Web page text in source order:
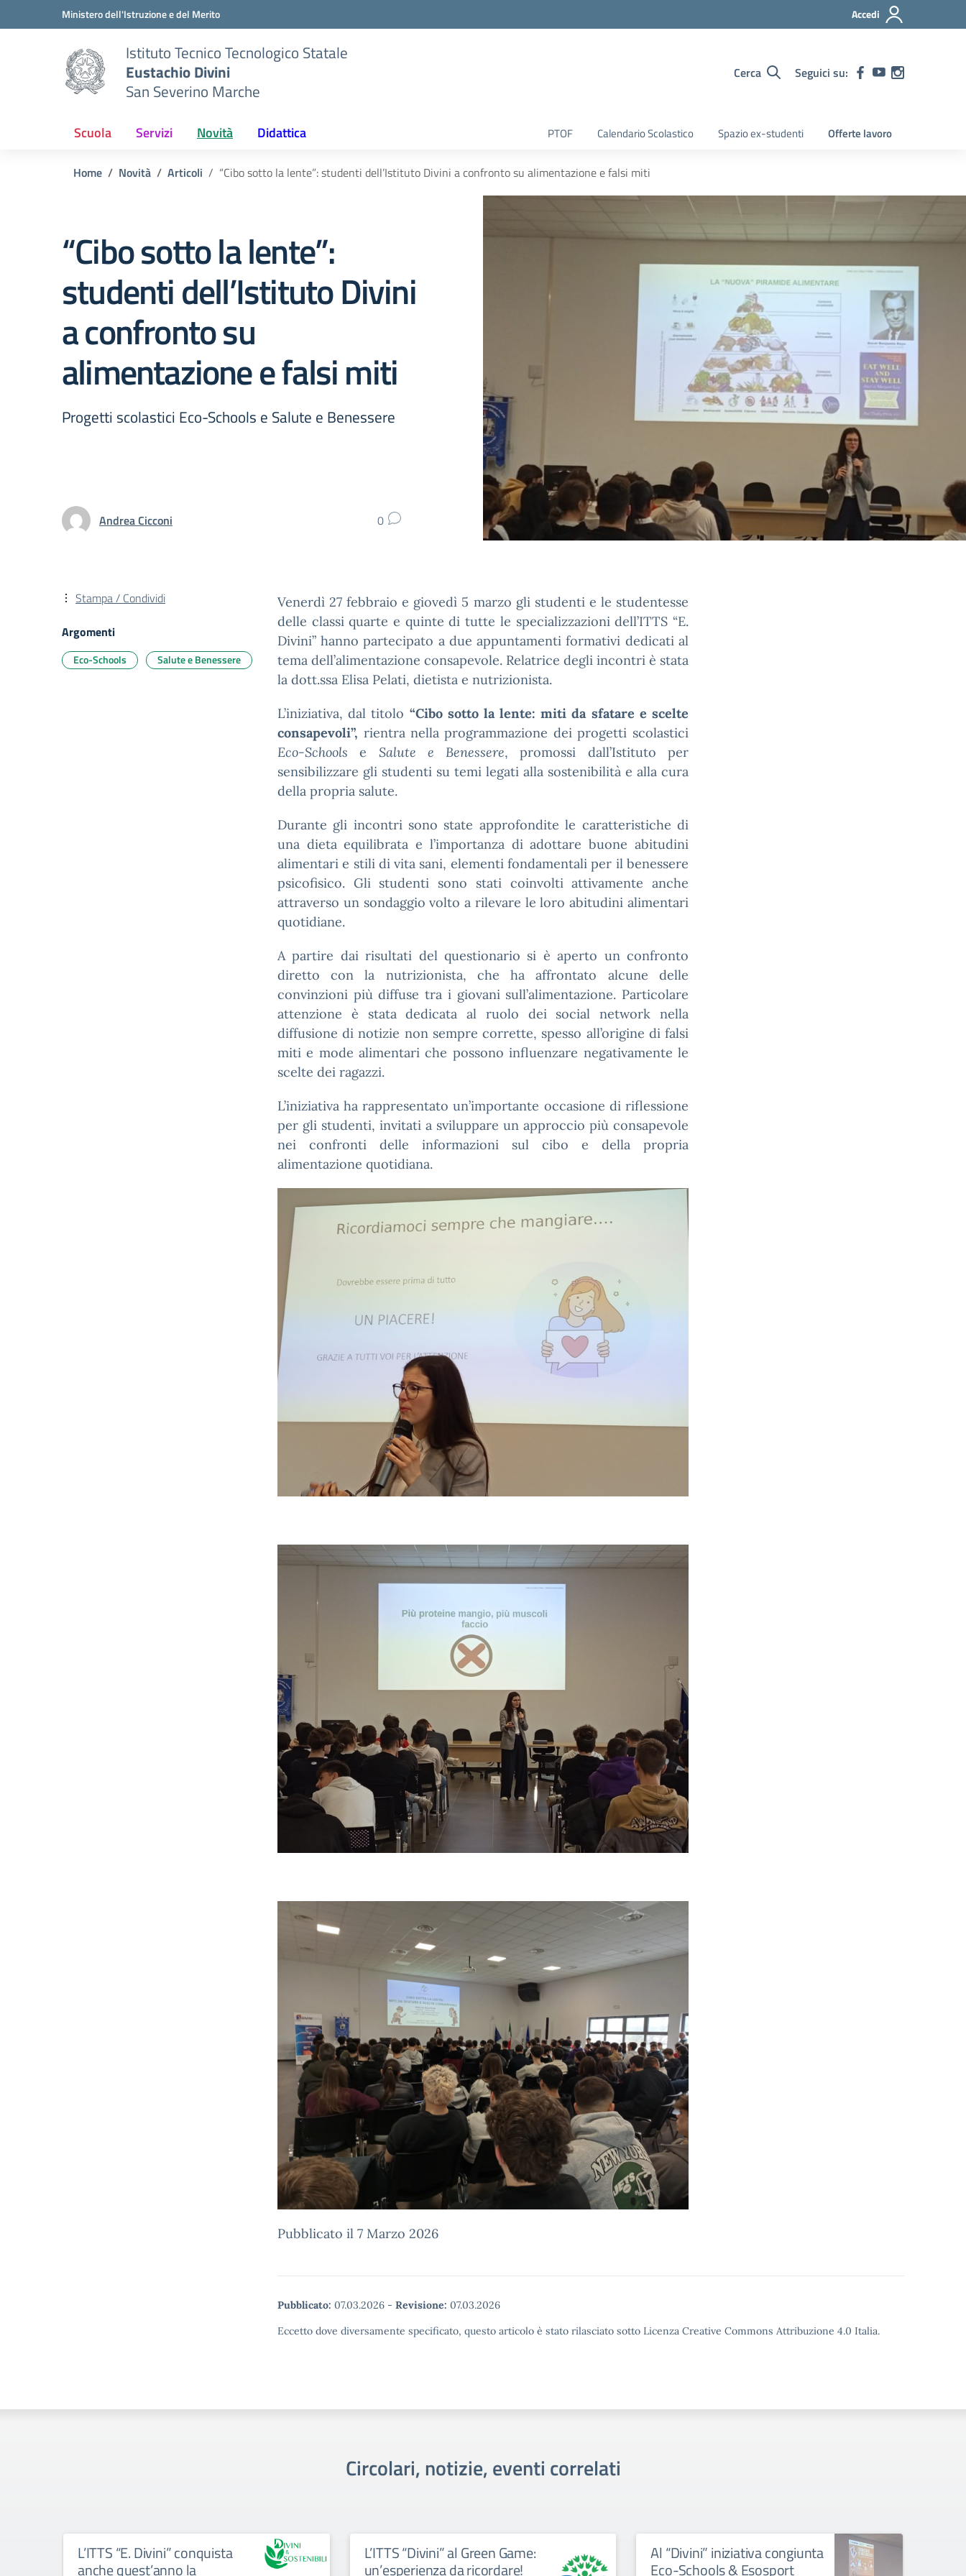
Vai ai contenuti
Vai al menu di navigazioneMinistero dell'Istruzione e del Merito Accedi
Istituto Tecnico Tecnologico Statale
Eustachio Divini
San Severino Marche
Cerca Seguici su:
Scuola Servizi Novità Didattica PTOF Calendario Scolastico Spazio ex-studenti Offerte lavoro
Home Novità Articoli “Cibo sotto la lente”: studenti dell’Istituto Divini a confronto su alimentazione e falsi miti
“Cibo sotto la lente”:
studenti dell’Istituto Divini
a confronto su
alimentazione e falsi miti
Progetti scolastici Eco-Schools e Salute e Benessere
Andrea Cicconi 0
Venerdì 27 febbraio e giovedì 5 marzo gli studenti e le studentesse
delle classi quarte e quinte di tutte le specializzazioni dell’ITTS “E.
Divini” hanno partecipato a due appuntamenti formativi dedicati al
tema dell’alimentazione consapevole. Relatrice degli incontri è stata
la dott.ssa Elisa Pelati, dietista e nutrizionista.
L’iniziativa, dal titolo “Cibo sotto la lente: miti da sfatare e scelte
consapevoli”, rientra nella programmazione dei progetti scolastici
Eco-Schools e Salute e Benessere, promossi dall’Istituto per
sensibilizzare gli studenti su temi legati alla sostenibilità e alla cura
della propria salute.
Durante gli incontri sono state approfondite le caratteristiche di
una dieta equilibrata e l’importanza di adottare buone abitudini
alimentari e stili di vita sani, elementi fondamentali per il benessere
psicofisico. Gli studenti sono stati coinvolti attivamente anche
attraverso un sondaggio volto a rilevare le loro abitudini alimentari
quotidiane.
A partire dai risultati del questionario si è aperto un confronto
diretto con la nutrizionista, che ha affrontato alcune delle
convinzioni più diffuse tra i giovani sull’alimentazione. Particolare
attenzione è stata dedicata al ruolo dei social network nella
diffusione di notizie non sempre corrette, spesso all’origine di falsi
miti e mode alimentari che possono influenzare negativamente le
scelte dei ragazzi.
L’iniziativa ha rappresentato un’importante occasione di riflessione
per gli studenti, invitati a sviluppare un approccio più consapevole
nei confronti delle informazioni sul cibo e della propria
alimentazione quotidiana.
Pubblicato il 7 Marzo 2026
Pubblicato: 07.03.2026 - Revisione: 07.03.2026
Eccetto dove diversamente specificato, questo articolo è stato rilasciato sotto Licenza Creative Commons Attribuzione 4.0 Italia.
Stampa / Condividi
Argomenti
Eco-Schools Salute e Benessere
Circolari, notizie, eventi correlati
L’ITTS “E. Divini” conquista
anche quest’anno la
L’ITTS “Divini” al Green Game:
un’esperienza da ricordare!
Al “Divini” iniziativa congiunta
Eco-Schools & Esosport